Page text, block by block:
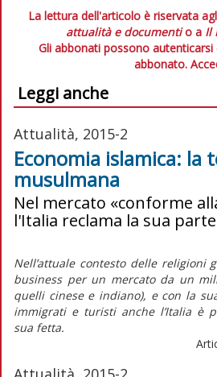
La lettura dell'articolo è riservata
attualità e documentio a Il
Gli abbonati possono
abbonato.
Leggi anche
Attualità, 2015-2
Economia islamica: la
musulmana
Nel mercato «conforme
l'Italia reclama la sua parte
Nell’attuale contesto delle religioni
business per un mercato da un
quelli cinese e indiano), e con la
immigrati e turisti anche l’Italia è
sua fetta.